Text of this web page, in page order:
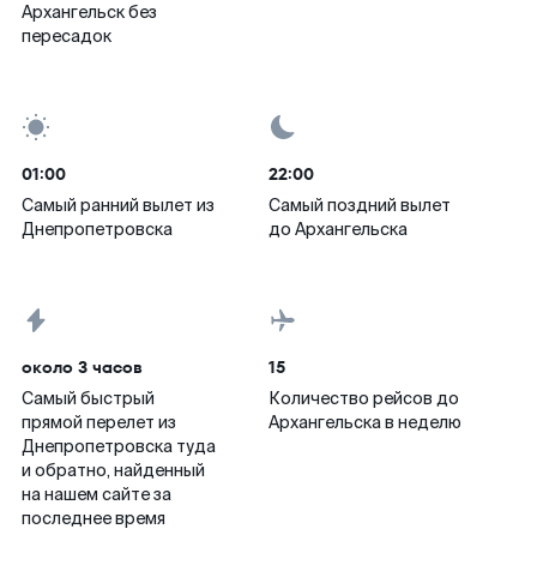
Архангельск без
пересадок
01:00
Самый ранний вылет из
Днепропетровска
22:00
Самый поздний вылет
до Архангельска
около 3 часов
Самый быстрый
прямой перелет из
Днепропетровска туда
и обратно, найденный
на нашем сайте за
последнее время
15
Количество рейсов до
Архангельска в неделю